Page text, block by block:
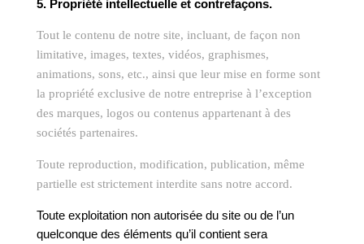
5. Propriété intellectuelle et contrefaçons.
Tout le contenu de notre site, incluant, de façon non
limitative, images, textes, vidéos, graphismes,
animations, sons, etc., ainsi que leur mise en forme sont
la propriété exclusive de notre entreprise à l’exception
des marques, logos ou contenus appartenant à des
sociétés partenaires.
Toute reproduction, modification, publication, même
partielle est strictement interdite sans notre accord.
Toute exploitation non autorisée du site ou de l’un
quelconque des éléments qu’il contient sera